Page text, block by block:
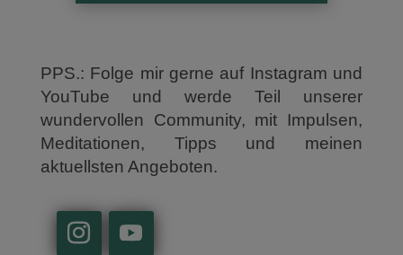
PPS.: Folge mir gerne auf Instagram und
YouTube und werde Teil unserer
wundervollen Community, mit Impulsen,
Meditationen, Tipps und meinen
aktuellsten Angeboten.